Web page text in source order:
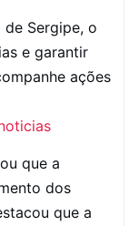
Sergipe, o
e garantir
ações
que a
dos
que a